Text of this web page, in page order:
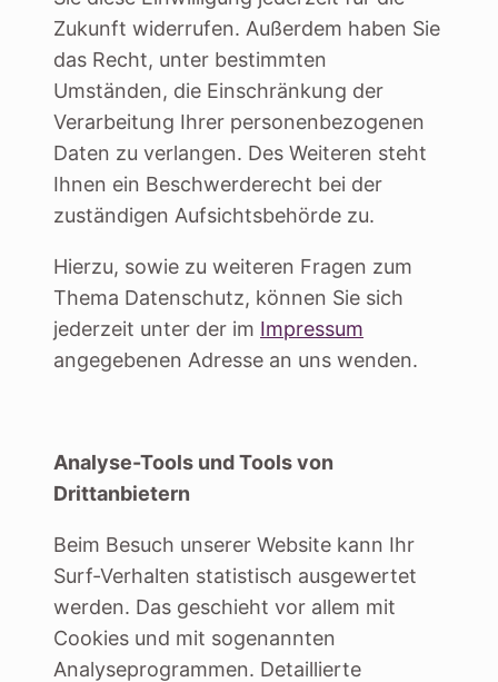
Zukunft widerrufen. Außerdem haben Sie
das Recht, unter bestimmten
Umständen, die Einschränkung der
Verarbeitung Ihrer personenbezogenen
Daten zu verlangen. Des Weiteren steht
Ihnen ein Beschwerderecht bei der
zuständigen Aufsichtsbehörde zu.
Hierzu, sowie zu weiteren Fragen zum
Thema Datenschutz, können Sie sich
jederzeit unter der im Impressum
angegebenen Adresse an uns wenden.
Analyse-Tools und Tools von
Drittanbietern
Beim Besuch unserer Website kann Ihr
Surf-Verhalten statistisch ausgewertet
werden. Das geschieht vor allem mit
Cookies und mit sogenannten
Analyseprogrammen. Detaillierte